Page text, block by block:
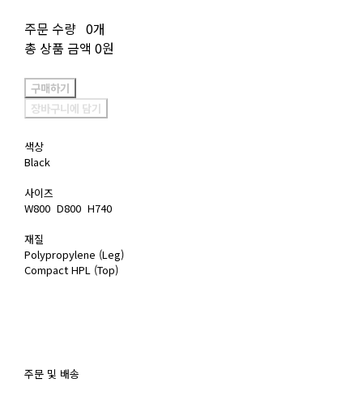
주문 수량 0개
총 상품 금액 0원
구매하기
장바구니에 담기
색상
Black
사이즈
W800 D800 H740
재질
Polypropylene (Leg)
Compact HPL (Top)
주문 및 배송